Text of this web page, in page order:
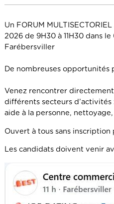
Un FORUM
2026 de 9H30 à 11H30 dans
Farébersviller
De nombreuses opportunités
Venez rencontrer
différents secteurs
aide à la personne,
Ouvert à tous sans inscription
Les candidats doivent venir